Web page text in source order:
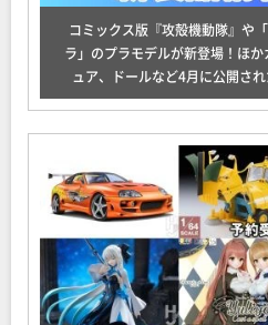
コミックス版『攻殻機動隊』や
ラ」のプラモデルが新登場！ほ
ュア、ドールなど4月に公開さ